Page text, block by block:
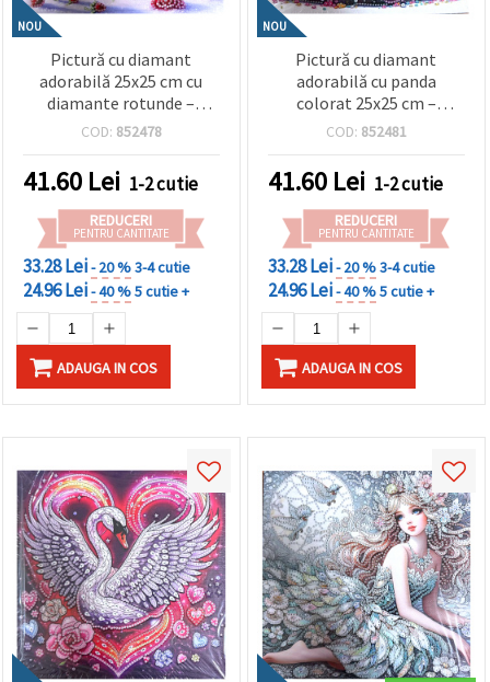
NOU
Pictură cu diamant
adorabilă 25x25 cm cu
diamante rotunde –
Model parțial perforat cu
ramă elegantă YY107
COD: 852478
41.60 Lei 1-2 cutie
REDUCERI
PENTRU CANTITATE
33.28 Lei- 20 %3-4 cutie
24.96 Lei- 40 %5 cutie +
ADAUGA IN COS
NOU
Pictură cu diamant
adorabilă cu panda
colorat 25x25 cm –
Diamante rotunde
parțială cu ramă
decorativă – YY120
COD: 852481
41.60 Lei 1-2 cutie
REDUCERI
PENTRU CANTITATE
33.28 Lei- 20 %3-4 cutie
24.96 Lei- 40 %5 cutie +
ADAUGA IN COS